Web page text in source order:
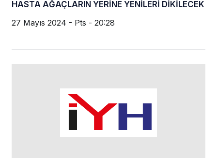
HASTA AĞAÇLARIN YERİNE YENİLERİ DİKİLECEK
27 Mayıs 2024 - Pts - 20:28